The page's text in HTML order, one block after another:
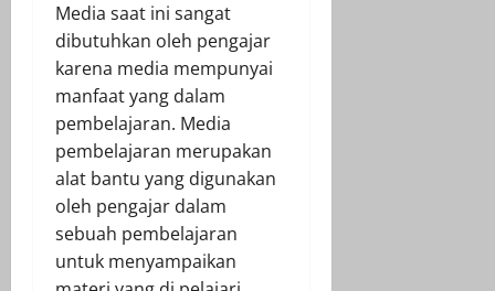
Media saat ini sangat
dibutuhkan oleh pengajar
karena media mempunyai
manfaat yang dalam
pembelajaran. Media
pembelajaran merupakan
alat bantu yang digunakan
oleh pengajar dalam
sebuah pembelajaran
untuk menyampaikan